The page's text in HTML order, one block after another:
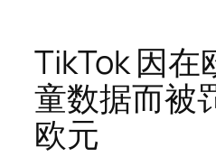
TikTok 因在
童数据而被
欧元